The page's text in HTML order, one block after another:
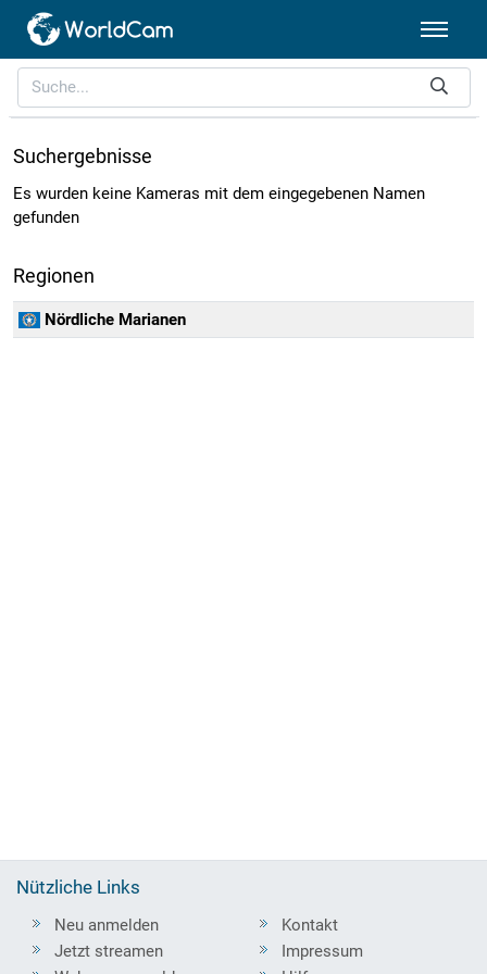
Suchergebnisse
Es wurden keine Kameras mit dem eingegebenen Namen
gefunden
Regionen
Nördliche Marianen
Nützliche Links
Neu anmelden
Jetzt streamen
Kontakt
Impressum